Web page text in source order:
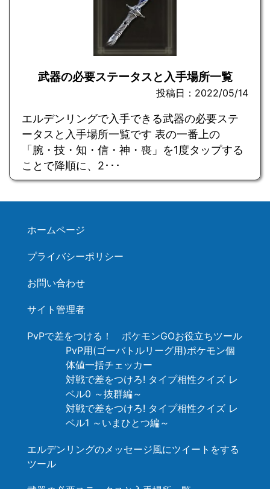
武器の必要ステータスと入手場所一覧
投稿日：2022/05/14
エルデンリングで入手できる武器の必要ステ
ータスと入手場所一覧です 表の一番上の
「腕・技・知・信・神・喪」を1度タップする
ことで降順に、2･･･
ホームページ
プライバシーポリシー
お問い合わせ
サイト管理者
PvPで差をつける！ ポケモンGOお役立ちツール
PvP用(ゴーバトルリーグ用)ポケモン個
体値一括チェッカー
対戦で差をつけろ! タイプ相性クイズ レ
ベル0 ～抜群編～
対戦で差をつけろ! タイプ相性クイズ レ
ベル1 ～いまひとつ編～
エルデンリングのメッセージ風にツイートをする
ツール